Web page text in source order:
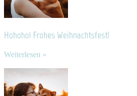
Hohoho! Frohes Weihnachtsfest!
Weiterlesen »